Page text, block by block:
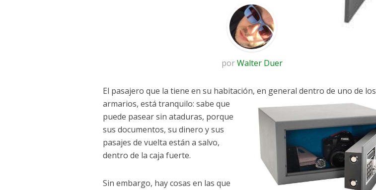
porWalter Duer
El pasajero que la tiene en su habitación, en general dentro de uno de los
armarios, está tranquilo: sabe que
puede pasear sin ataduras, porque
sus documentos, su dinero y sus
pasajes de vuelta están a salvo,
dentro de la caja fuerte.
Sin embargo, hay cosas en las que